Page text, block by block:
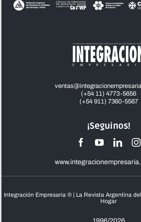
¡Seguinos!
(+54 11) 4773-5656
(+54 911) 7360-5567
Integración Empresaria ® | La Revista Argentina
Hogar